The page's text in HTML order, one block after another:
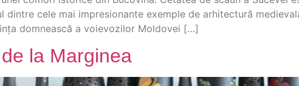
dintre cele mai impresionante exemple de arhitectură
domnească a voievozilor Moldovei […]
la Marginea